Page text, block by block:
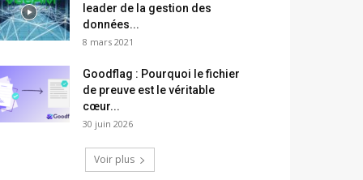
leader de la gestion des
données...
8 mars 2021
Goodflag : Pourquoi le fichier
de preuve est le véritable
cœur...
30 juin 2026
Voir plus